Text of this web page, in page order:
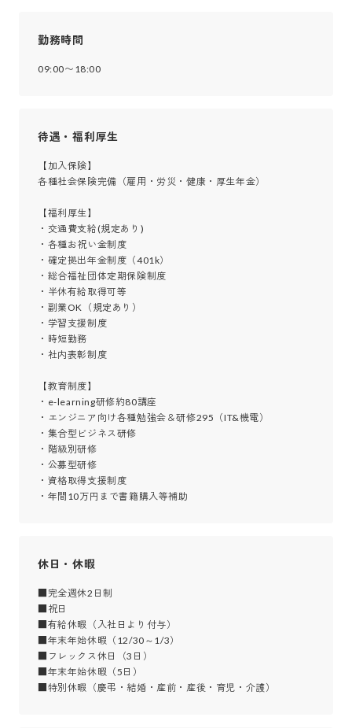
勤務時間
09:00〜18:00
待遇・福利厚生
【加入保険】
各種社会保険完備（雇用・労災・健康・厚生年金）
【福利厚生】
・交通費支給(規定あり)
・各種お祝い金制度
・確定拠出年金制度（401k）
・総合福祉団体定期保険制度
・半休有給取得可等
・副業OK（規定あり）
・学習支援制度
・時短勤務
・社内表彰制度
【教育制度】
・e-learning研修約80講座
・エンジニア向け各種勉強会＆研修295（IT&機電）
・集合型ビジネス研修
・階級別研修
・公募型研修
・資格取得支援制度
・年間10万円まで書籍購入等補助
休日・休暇
■完全週休2日制
■祝日
■有給休暇（入社日より付与）
■年末年始休暇（12/30～1/3）
■フレックス休日（3日）
■年末年始休暇（5日）
■特別休暇（慶弔・結婚・産前・産後・育児・介護）